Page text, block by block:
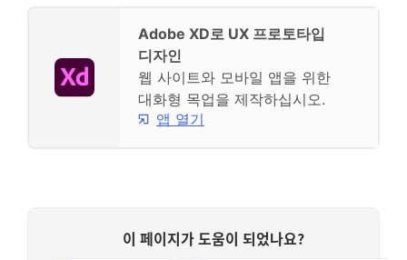
Adobe XD로 UX 프로토타입
디자인
웹 사이트와 모바일 앱을 위한
대화형 목업을 제작하십시오.
앱 열기
이 페이지가 도움이 되었나요?